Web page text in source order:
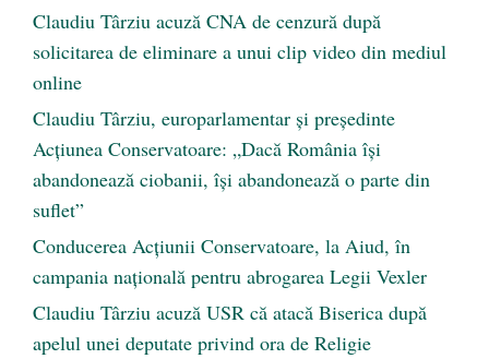
Claudiu Târziu acuză CNA de cenzură după
solicitarea de eliminare a unui clip video din mediul
online
Claudiu Târziu, europarlamentar și președinte
Acțiunea Conservatoare: „Dacă România își
abandonează ciobanii, își abandonează o parte din
suflet”
Conducerea Acțiunii Conservatoare, la Aiud, în
campania națională pentru abrogarea Legii Vexler
Claudiu Târziu acuză USR că atacă Biserica după
apelul unei deputate privind ora de Religie